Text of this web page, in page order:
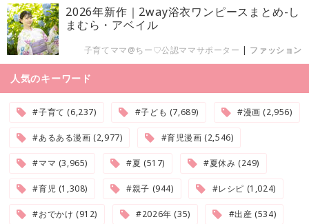
2026年新作｜2way浴衣ワンピースまとめ-し
まむら・アベイル
子育てママ@ちー♡公認ママサポーター | ファッション
人気のキーワード
#子育て (6,237) #子ども (7,689) #漫画 (2,956)
#あるある漫画 (2,977) #育児漫画 (2,546)
#ママ (3,965) #夏 (517) #夏休み (249)
#育児 (1,308) #親子 (944) #レシピ (1,024)
#おでかけ (912) #2026年 (35) #出産 (534)